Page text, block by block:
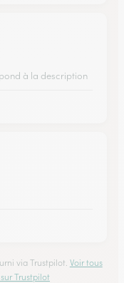
à la description
via Trustpilot. Voir tous
Trustpilot